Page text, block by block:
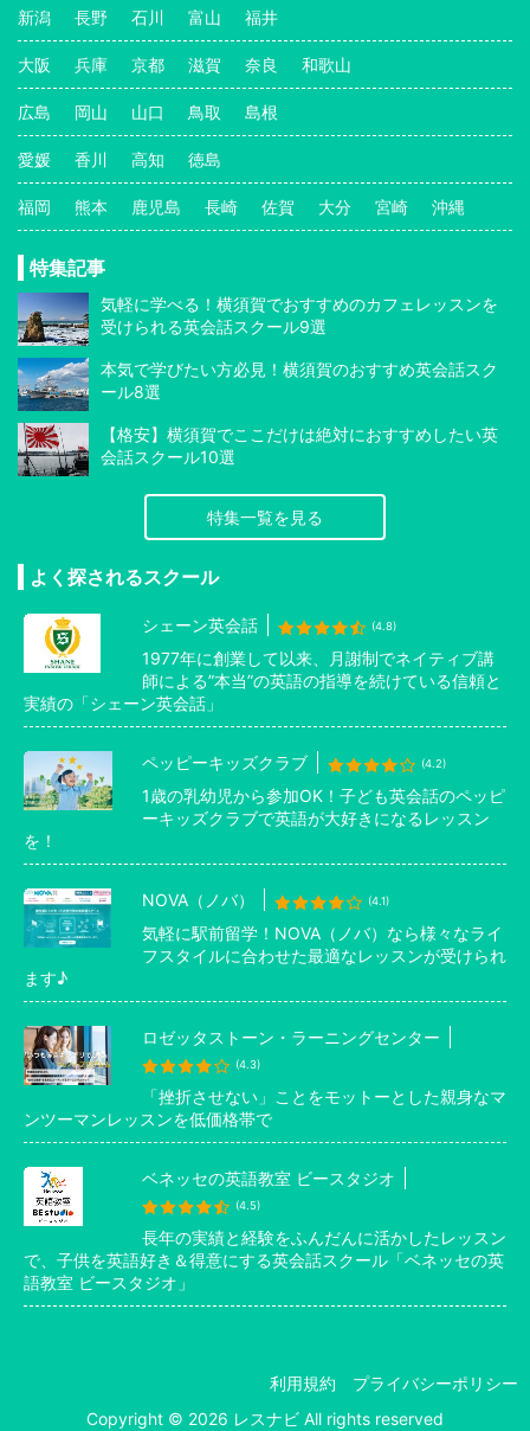
新潟 長野 石川 富山 福井
大阪 兵庫 京都 滋賀 奈良 和歌山
広島 岡山 山口 鳥取 島根
愛媛 香川 高知 徳島
福岡 熊本 鹿児島 長崎 佐賀 大分 宮崎 沖縄
特集記事
気軽に学べる！横須賀でおすすめのカフェレッスンを
受けられる英会話スクール9選
本気で学びたい方必見！横須賀のおすすめ英会話スク
ール8選
【格安】横須賀でここだけは絶対におすすめしたい英
会話スクール10選
特集一覧を見る
よく探されるスクール
シェーン英会話 (4.8)
1977年に創業して以来、月謝制でネイティブ講
師による”本当”の英語の指導を続けている信頼と
実績の「シェーン英会話」
ペッピーキッズクラブ (4.2)
1歳の乳幼児から参加OK！子ども英会話のペッピ
ーキッズクラブで英語が大好きになるレッスン
を！
NOVA（ノバ） (4.1)
気軽に駅前留学！NOVA（ノバ）なら様々なライ
フスタイルに合わせた最適なレッスンが受けられ
ます♪
ロゼッタストーン・ラーニングセンター
(4.3)
「挫折させない」ことをモットーとした親身なマ
ンツーマンレッスンを低価格帯で
ベネッセの英語教室 ビースタジオ
(4.5)
長年の実績と経験をふんだんに活かしたレッスン
で、子供を英語好き＆得意にする英会話スクール「ベネッセの英
語教室 ビースタジオ」
利用規約
プライバシーポリシー
Copyright © 2026 レスナビ All rights reserved